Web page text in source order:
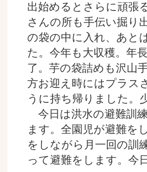
出始めるとさらに頑張
さんの所も手伝い掘り
の袋の中に入れ、あと
た。今年も大収穫。年
了。芋の袋詰めも沢
方お迎え時にはプラス
うに持ち帰りました。
今日は洪水の避難訓
ます。全園児が避難を
をしながら月一回の訓
って避難をします。今